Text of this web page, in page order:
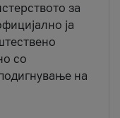
за
ја
со
на